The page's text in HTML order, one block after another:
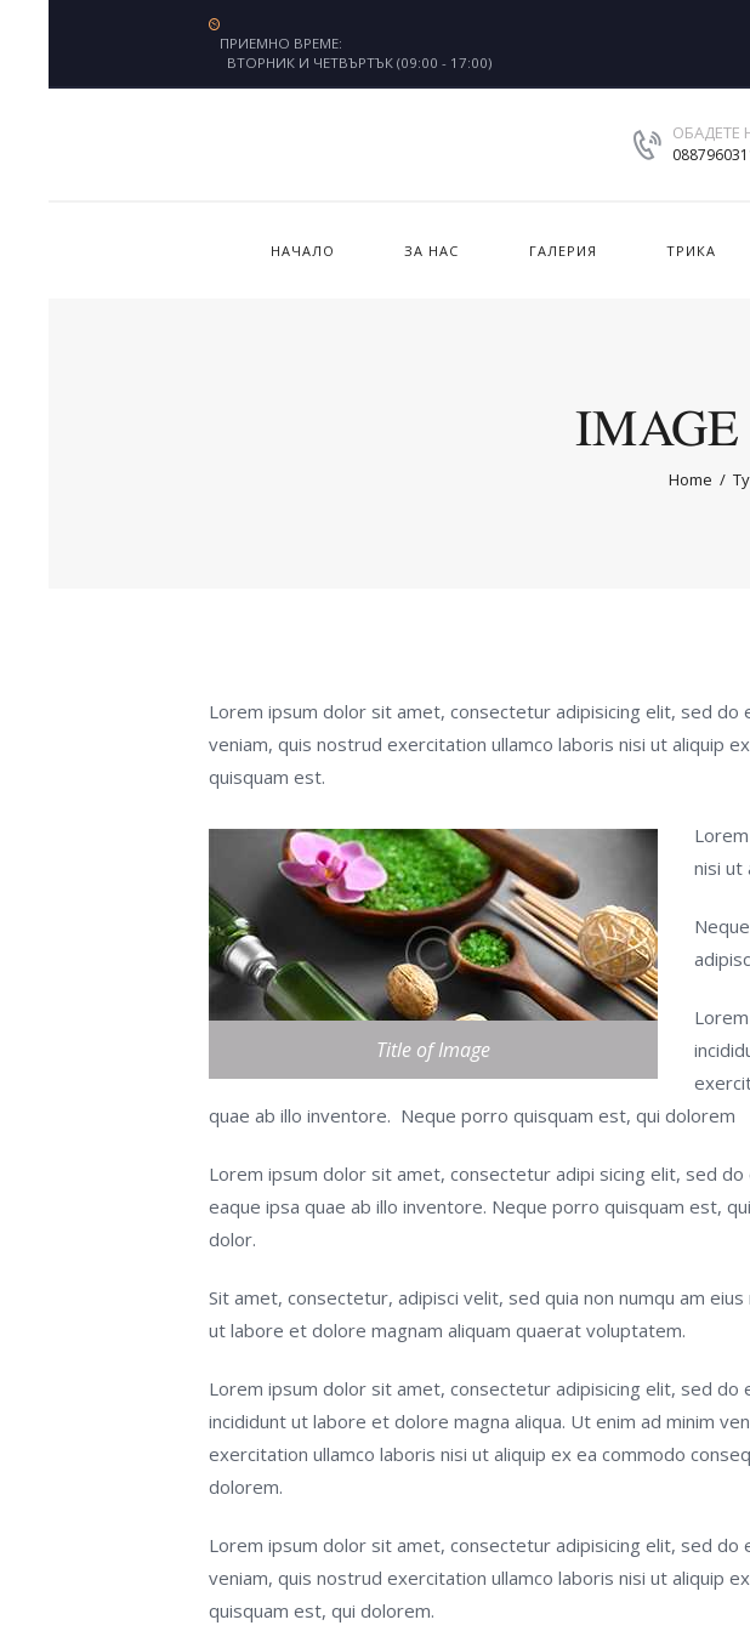
ПРИЕМНО ВРЕМЕ:
ВТОРНИК И ЧЕТВЪРТЪК (09:00 - 17:00)
ОБАДЕТЕ
НАЧАЛО ЗА НАС ГАЛЕРИЯ ТРИКА
Home
Lorem ipsum dolor sit amet, consectetur adipisicing elit, sed
veniam, quis nostrud exercitation ullamco laboris nisi ut aliquip
quisquam est.
Title of Image
nisi ut
quae ab illo inventore. Neque porro quisquam est, qui dolorem
Lorem ipsum dolor sit amet, consectetur adipi sicing elit, sed do
eaque ipsa quae ab illo inventore. Neque porro quisquam est,
dolor.
Sit amet, consectetur, adipisci velit, sed quia non numqu am
ut labore et dolore magnam aliquam quaerat voluptatem.
Lorem ipsum dolor sit amet, consectetur adipisicing elit, sed do
incididunt ut labore et dolore magna aliqua. Ut enim ad minim
exercitation ullamco laboris nisi ut aliquip ex ea commodo
dolorem.
Lorem ipsum dolor sit amet, consectetur adipisicing elit, sed
veniam, quis nostrud exercitation ullamco laboris nisi ut aliquip
quisquam est, qui dolorem.